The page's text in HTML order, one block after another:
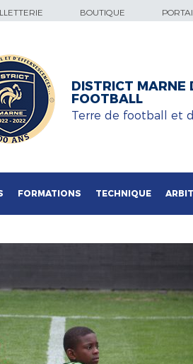
BOUTIQUE
DISTRICT MARNE
FOOTBALL
Terre de football et
FORMATIONS TECHNIQUE